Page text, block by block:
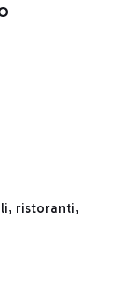
ristoranti,